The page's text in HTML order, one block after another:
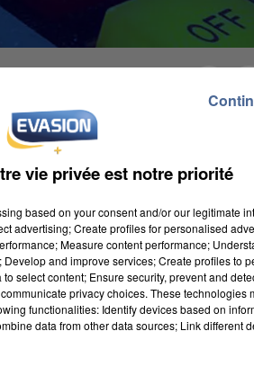
avec des départs en
Un trafic très dense dès ce
14h. Bien évidemment
pour vous dégourdir les
pour vous détendre
Un déficit d’eau a été créé
sur les arbres et
vie privée est notre priorité
based on your consent and/or our legitimate
advertising; Create profiles for personalised
Measure content performance;
and improve services; Create profiles to
select content; Ensure security, prevent and
privacy choices. These technologies
functionalities: Identify devices based on
data from other data sources; Link different